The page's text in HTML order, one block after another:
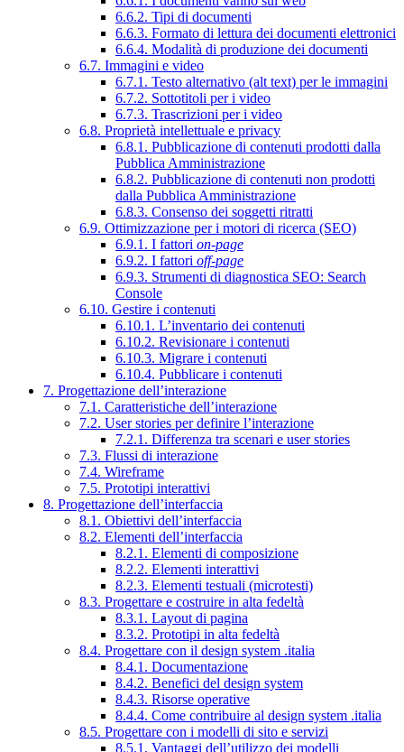
6.6.2. Tipi di documenti
6.6.3. Formato di lettura dei documenti elettronici
6.6.4. Modalità di produzione dei documenti
6.7. Immagini e video
6.7.1. Testo alternativo (alt text) per le immagini
6.7.2. Sottotitoli per i video
6.7.3. Trascrizioni per i video
6.8. Proprietà intellettuale e privacy
6.8.1. Pubblicazione di contenuti prodotti dalla
Pubblica Amministrazione
6.8.2. Pubblicazione di contenuti non prodotti
dalla Pubblica Amministrazione
6.8.3. Consenso dei soggetti ritratti
6.9. Ottimizzazione per i motori di ricerca (SEO)
6.9.1. I fattori on-page
6.9.2. I fattori off-page
6.9.3. Strumenti di diagnostica SEO: Search
Console
6.10. Gestire i contenuti
6.10.1. L’inventario dei contenuti
6.10.2. Revisionare i contenuti
6.10.3. Migrare i contenuti
6.10.4. Pubblicare i contenuti
7. Progettazione dell’interazione
7.1. Caratteristiche dell’interazione
7.2. User stories per definire l’interazione
7.2.1. Differenza tra scenari e user stories
7.3. Flussi di interazione
7.4. Wireframe
7.5. Prototipi interattivi
8. Progettazione dell’interfaccia
8.1. Obiettivi dell’interfaccia
8.2. Elementi dell’interfaccia
8.2.1. Elementi di composizione
8.2.2. Elementi interattivi
8.2.3. Elementi testuali (microtesti)
8.3. Progettare e costruire in alta fedeltà
8.3.1. Layout di pagina
8.3.2. Prototipi in alta fedeltà
8.4. Progettare con il design system .italia
8.4.1. Documentazione
8.4.2. Benefici del design system
8.4.3. Risorse operative
8.4.4. Come contribuire al design system .italia
8.5. Progettare con i modelli di sito e servizi
8.5.1. Vantaggi dell’utilizzo dei modelli